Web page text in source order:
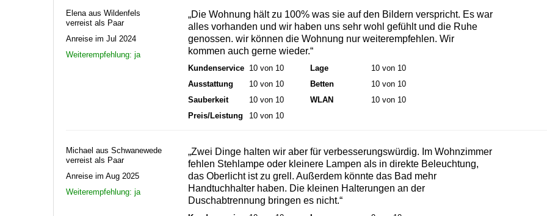
Elena aus Wildenfels
verreist als Paar
Anreise im Jul 2024
Weiterempfehlung: ja
„Die Wohnung hält zu 100% was sie auf den Bildern verspricht. Es war
alles vorhanden und wir haben uns sehr wohl gefühlt und die Ruhe
genossen. wir können die Wohnung nur weiterempfehlen. Wir
kommen auch gerne wieder.“
Kundenservice 10 von 10
Ausstattung
10 von 10
Sauberkeit
10 von 10
Preis/Leistung
10 von 10
Lage
10 von 10
Betten
10 von 10
WLAN
10 von 10
Michael aus Schwanewede
verreist als Paar
Anreise im Aug 2025
Weiterempfehlung: ja
„Zwei Dinge halten wir aber für verbesserungswürdig. Im Wohnzimmer
fehlen Stehlampe oder kleinere Lampen als in direkte Beleuchtung,
das Oberlicht ist zu grell. Außerdem könnte das Bad mehr
Handtuchhalter haben. Die kleinen Halterungen an der
Duschabtrennung bringen es nicht.“